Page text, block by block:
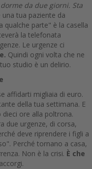
da due giorni. Sta
tua paziente da
qualche parte" è la casella
la telefonata
Le urgenze ci
Quindi ogni volta che ne
studio è un delirio.
affidarti migliaia di euro.
della tua settimana. E
ore alla poltrona.
due urgenze, di corsa,
deve riprendere i figli a
Perché tornano a casa,
Non è la crisi. È che